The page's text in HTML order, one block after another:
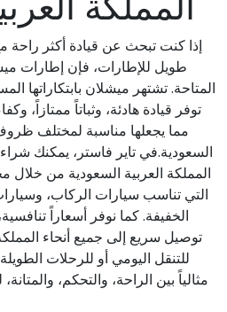
إذا كنت تبحث عن قيادة أكثر راحة
طويل للإطارات، فإن إطارات
المتاحة. تشتهر ميشلان بابتكاراتها
توفر قيادة هادئة، وثباتاً ممتازاً،
مما يجعلها مناسبة لمختلف
السعودية.في تاير فاستر، يمكنك
المملكة العربية السعودية من
التي تناسب سيارات الركاب،
الخفيفة. كما نوفر أسعاراً
توصيل سريع إلى جميع أنحاء
للتنقل اليومي أو للرحلات
مثالياً بين الراحة، والتحكم،